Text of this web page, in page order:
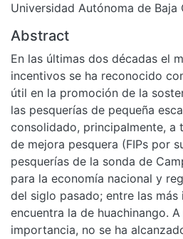
Universidad Autónoma de Baja
Abstract
En las últimas dos décadas el
incentivos se ha reconocido
útil en la promoción de la
las pesquerías de pequeña
consolidado, principalmente, a
de mejora pesquera (FIPs por
pesquerías de la sonda de
para la economía nacional y
del siglo pasado; entre las
encuentra la de huachinango.
importancia, no se ha